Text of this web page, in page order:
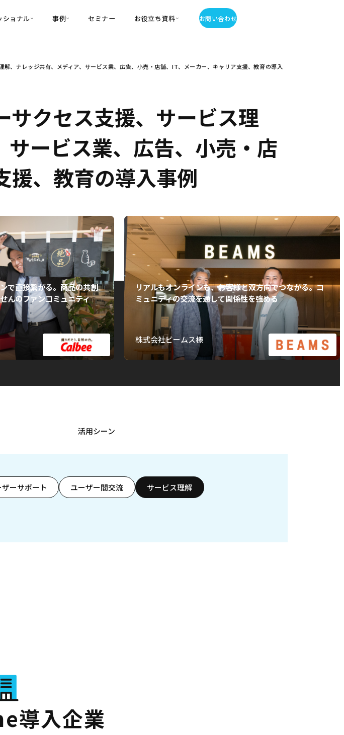
育成
ショナル
Led Growth
事例
導入事例
セミナー お役立ち資料
・お役立ち資料
お問い合わせ
、ナレッジ共有、メディア、サービス業、広告、小売・店舗、IT、メーカー、キャリア支援、教育の導入
サクセス支援、サービス理
ービス業、広告、小売・店
援、教育の導入事例
で直接繋がる。商品の共創
んのファンコミュニティ
リアルもオンラインも、お客様と双方向でつながる。コ
ミュニティの交流を通して関係性を強める
株式会社ビームス様
活用シーン
ザーサポート ユーザー間交流 サービス理解
導入企業